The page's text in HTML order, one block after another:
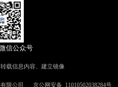
信公众号
载信息内容、建立镜像
限公司 京公网安备 11010502038284号